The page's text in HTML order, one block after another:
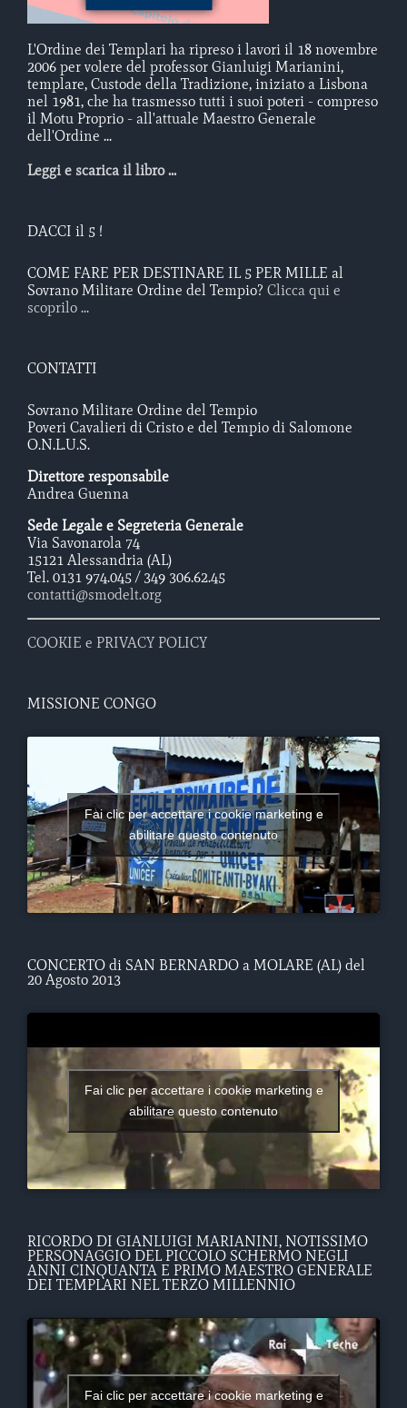
L'Ordine dei Templari ha ripreso i lavori il 18 novembre
2006 per volere del professor Gianluigi Marianini,
templare, Custode della Tradizione, iniziato a Lisbona
nel 1981, che ha trasmesso tutti i suoi poteri - compreso
il Motu Proprio - all'attuale Maestro Generale
dell'Ordine ...
Leggi e scarica il libro ...
DACCI il 5 !
COME FARE PER DESTINARE IL 5 PER MILLE al
Sovrano Militare Ordine del Tempio? Clicca qui e
scoprilo ...
CONTATTI
Sovrano Militare Ordine del Tempio
Poveri Cavalieri di Cristo e del Tempio di Salomone
O.N.L.U.S.
Direttore responsabile
Andrea Guenna
Sede Legale e Segreteria Generale
Via Savonarola 74
15121 Alessandria (AL)
Tel. 0131 974.045 / 349 306.62.45
contatti@smodelt.org
COOKIE e PRIVACY POLICY
MISSIONE CONGO
Fai clic per accettare i cookie marketing e
abilitare questo contenuto
CONCERTO di SAN BERNARDO a MOLARE (AL) del
20 Agosto 2013
Fai clic per accettare i cookie marketing e
abilitare questo contenuto
RICORDO DI GIANLUIGI MARIANINI, NOTISSIMO
PERSONAGGIO DEL PICCOLO SCHERMO NEGLI
ANNI CINQUANTA E PRIMO MAESTRO GENERALE
DEI TEMPLARI NEL TERZO MILLENNIO
Fai clic per accettare i cookie marketing e